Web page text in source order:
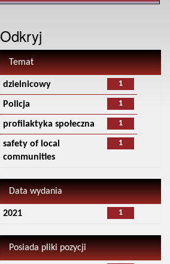
Odkryj
Temat
1
dzielnicowy
1
Policja
1
profilaktyka społeczna
1
safety of local
communities
Data wydania
1
2021
Posiada pliki pozycji